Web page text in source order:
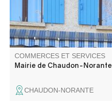
COMMERCES ET SERVICES
Mairie de Chaudon-Norante
CHAUDON-NORANTE